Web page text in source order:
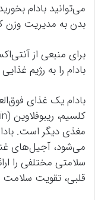
می‌توانید بادام
بدن به مدیریت وزن
برای منبعی از
بادام را به رژیم
بادام یک غذای
می‌شود، آجیل‌های
سلامتی مختلفی را
قلبی، تقویت